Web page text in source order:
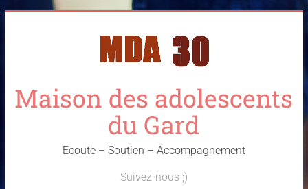
Maison des adolescents
du Gard
Ecoute – Soutien – Accompagnement
Suivez-nous ;)